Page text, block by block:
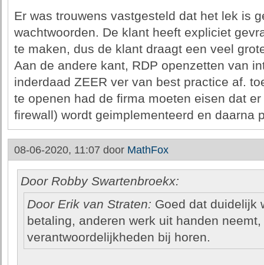
Er was trouwens vastgesteld dat het lek is
wachtwoorden. De klant heeft expliciet
te maken, dus de klant draagt een veel
Aan de andere kant, RDP openzetten van
inderdaad ZEER ver van best practice af.
te openen had de firma moeten eisen dat
firewall) wordt geimplementeerd en daarna
08-06-2020, 11:07 door MathFox
Door Robby Swartenbroekx:
Door Erik van Straten: Goed dat duidelijk
betaling, anderen werk uit handen
verantwoordelijkheden bij horen.